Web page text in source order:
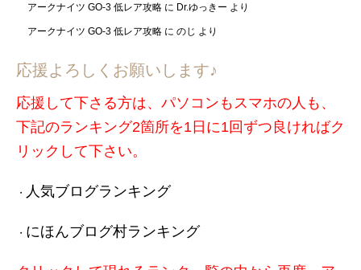
アークナイツ GO-3 低レア攻略 に Dr.ゆっきー より
アークナイツ GO-3 低レア攻略 に のじ より
応援よろしくお願いします♪
応援して下さる方は、パソコンもスマホの人も、
下記のランキング2箇所を1日に1回ずつ良ければク
リックして下さい。
・ 人気ブログランキング
・ にほんブログ村ランキング